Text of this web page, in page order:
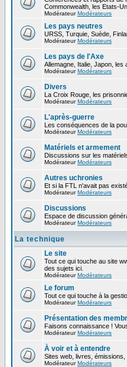
Commonwealth, les Etats-
ModérateurModérateurs
Les pays neutres
URSS, Turquie, Suède,
ModérateurModérateurs
Les pays de l'Axe
Allemagne, Italie, Japon, les
ModérateurModérateurs
Divers
La Croix Rouge, les
ModérateurModérateurs
L'après-guerre
Les conséquences de la
ModérateurModérateurs
Matériels et armement
Discussions sur les
ModérateurModérateurs
Autres uchronies
Et si la FTL n'avait pas
ModérateurModérateurs
Discussions
Espace de discussion
ModérateurModérateurs
La technique
Le site
Tout ce qui touche au site
des sujets ici.
ModérateurModérateurs
Le forum
Tout ce qui touche à la
ModérateurModérateurs
Présentation des
Faisons connaissance !
ModérateurModérateurs
À voir et à entendre
Sites web, livres,
ModérateurModérateurs